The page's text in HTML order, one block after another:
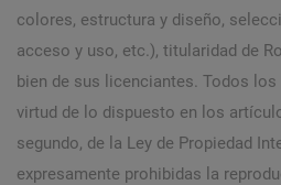
colores, estructura y diseño,
acceso y uso, etc.), titularidad de
bien de sus licenciantes. Todos
virtud de lo dispuesto en los
segundo, de la Ley de Propiedad
expresamente prohibidas la